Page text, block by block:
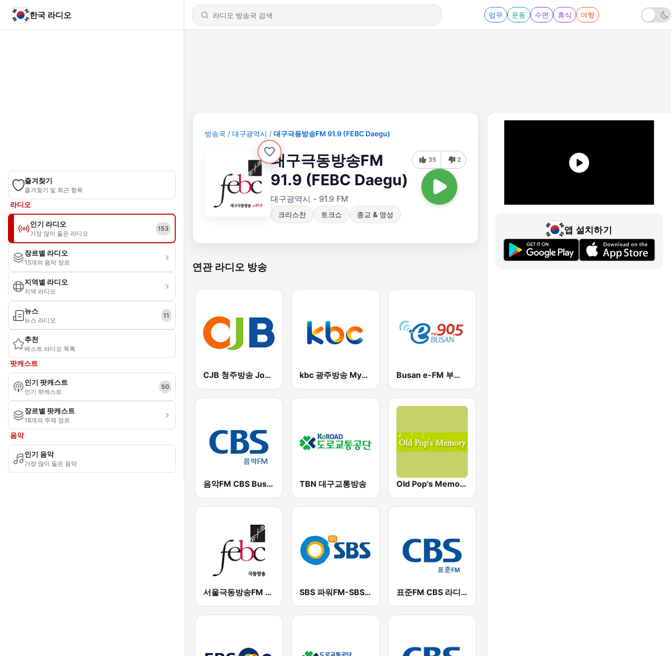
한국 라디오 업무 운동 수면 휴식 여행
즐겨찾기
즐겨찾기 및 최근 항목
라디오
인기 라디오
가장 많이 들은 라디오
153
장르별 라디오
15개의 음악 장르
지역별 라디오
지역 라디오
뉴스
뉴스 라디오
11
추천
베스트 라디오 목록
팟캐스트
인기 팟캐스트
인기 팟캐스트
50
장르별 팟캐스트
18개의 주제 장르
음악
인기 음악
가장 많이 들은 음악
방송국 대구광역시 대구극동방송FM 91.9 (FEBC Daegu)
대구극동방송FM
91.9 (FEBC Daegu)
대구광역시 - 91.9 FM
크리스찬 토크쇼 종교 & 영성
35 2
연관 라디오 방송
CJB 청주방송 Joy FM kbc 광주방송 MyFM Busan e-FM 부산영어라디오
음악FM CBS Busan (Music FM CBS) TBN 대구교통방송 Old Pop's Memory - 위대한 올드팝
서울극동방송FM 106.9 (FEBC Seoul HLKX-FM) SBS 파워FM-SBS 라디오 표준FM CBS 라디오 (Standard FM)
앱 설치하기